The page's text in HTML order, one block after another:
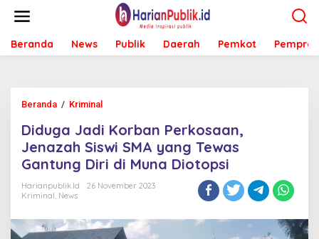
t
Beranda News Publik Daerah Pemkot Pemprov
Beranda / Kriminal
d
u
g
a
i
K
Diduga Jadi Korban Perkosaan,
Jenazah Siswi SMA yang Tewas
Gantung Diri di Muna Diotopsi
Harianpublik.id
26 November 2023
Kriminal, News